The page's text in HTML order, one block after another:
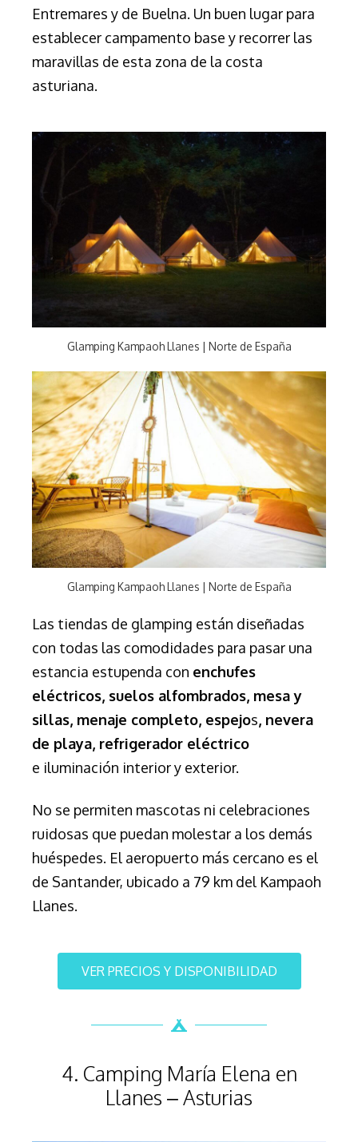
Entremares y de Buelna. Un buen lugar para
establecer campamento base y recorrer las
maravillas de esta zona de la costa
asturiana.
Glamping Kampaoh Llanes | Norte de España
Glamping Kampaoh Llanes | Norte de España
Las tiendas de glamping están diseñadas
con todas las comodidades para pasar una
estancia estupenda con enchufes
eléctricos, suelos alfombrados, mesa y
sillas, menaje completo, espejos, nevera
de playa, refrigerador eléctrico
e iluminación interior y exterior.
No se permiten mascotas ni celebraciones
ruidosas que puedan molestar a los demás
huéspedes. El aeropuerto más cercano es el
de Santander, ubicado a 79 km del Kampaoh
Llanes.
VER PRECIOS Y DISPONIBILIDAD
4. Camping María Elena en
Llanes – Asturias